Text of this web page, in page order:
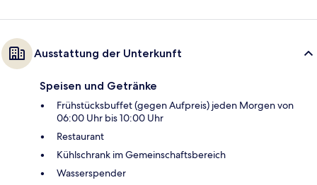
Ausstattung der Unterkunft
Speisen und Getränke
Frühstücksbuffet (gegen Aufpreis) jeden Morgen von
06:00 Uhr bis 10:00 Uhr
Restaurant
Kühlschrank im Gemeinschaftsbereich
Wasserspender